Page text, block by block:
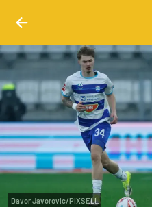
Davor Javorovic/PIXSELL